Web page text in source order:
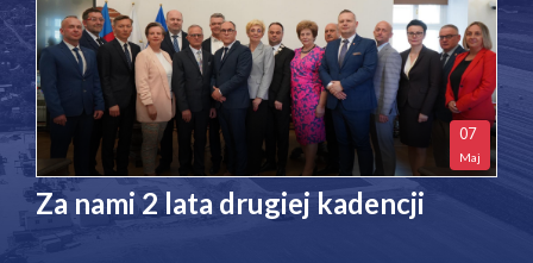
07
Maj
Za nami 2 lata drugiej kadencji